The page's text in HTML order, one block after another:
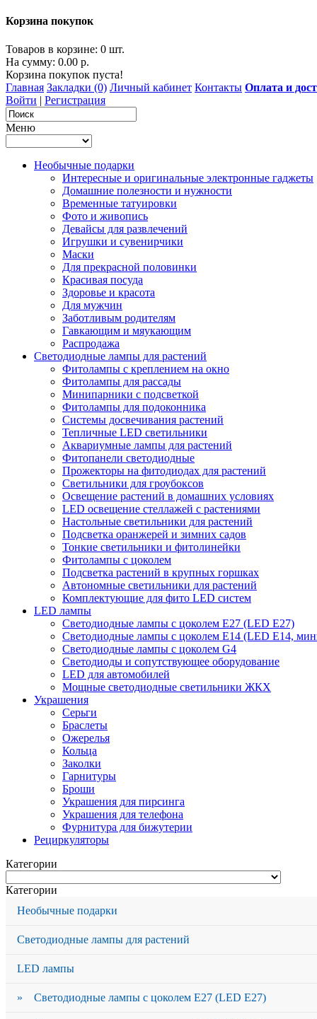
Корзина покупок
Товаров в корзине: 0 шт.
На сумму: 0.00 р.
Корзина покупок пуста!
Главная Закладки (0) Личный кабинет Контакты Оплата и
Войти | Регистрация
Меню
Необычные подарки
Интересные и оригинальные электронные гаджеты
Домашние полезности и нужности
Временные татуировки
Фото и живопись
Девайсы для развлечений
Игрушки и сувенирчики
Маски
Для прекрасной половинки
Красивая посуда
Здоровье и красота
Для мужчин
Заботливым родителям
Гавкающим и мяукающим
Распродажа
Светодиодные лампы для растений
Фитолампы с креплением на окно
Фитолампы для рассады
Минипарники с подсветкой
Фитолампы для подоконника
Системы досвечивания растений
Тепличные LED светильники
Аквариумные лампы для растений
Фитопанели светодиодные
Прожекторы на фитодиодах для растений
Светильники для гроубоксов
Освещение растений в домашних условиях
LED освещение стеллажей с растениями
Настольные светильники для растений
Подсветка оранжерей и зимних садов
Тонкие светильники и фитолинейки
Фитолампы с цоколем
Подсветка растений в крупных горшках
Автономные светильники для растений
Комплектующие для фито LED систем
LED лампы
Светодиодные лампы с цоколем Е27 (LED E27)
Светодиодные лампы с цоколем Е14 (LED E14,
Светодиодные лампы с цоколем G4
Светодиоды и сопутствующее оборудование
LED для автомобилей
Мощные светодиодные светильники ЖКХ
Украшения
Серьги
Браслеты
Ожерелья
Кольца
Заколки
Гарнитуры
Броши
Украшения для пирсинга
Украшения для телефона
Фурнитура для бижутерии
Рециркуляторы
Категории
Категории
Необычные подарки
Светодиодные лампы для растений
LED лампы
» Светодиодные лампы с цоколем Е27 (LED E27)